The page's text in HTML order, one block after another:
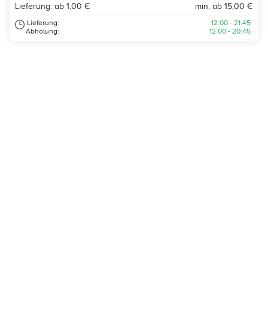
Lieferung: ab 1,00 €
min. ab 15,00 €
Lieferung:
Abholung:
12:00 - 21:45
12:00 - 20:45